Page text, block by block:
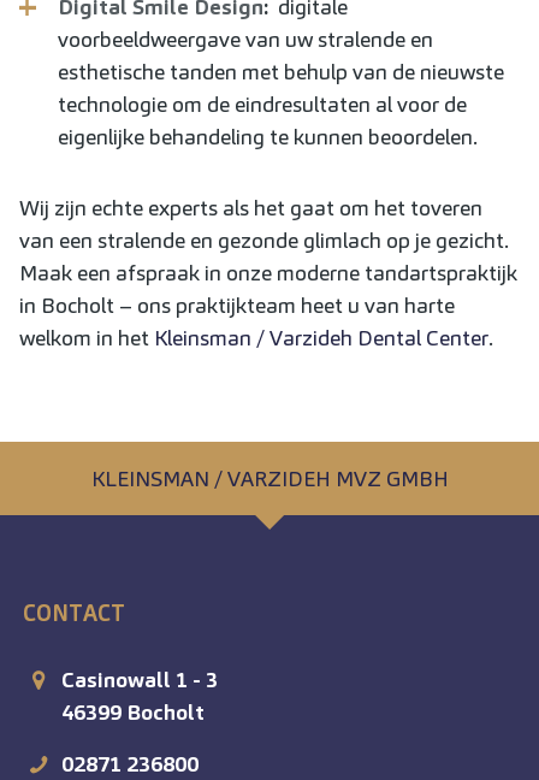
Digital Smile Design: digitale
voorbeeldweergave van uw stralende en
esthetische tanden met behulp van de nieuwste
technologie om de eindresultaten al voor de
eigenlijke behandeling te kunnen beoordelen.
Wij zijn echte experts als het gaat om het toveren
van een stralende en gezonde glimlach op je gezicht.
Maak een afspraak in onze moderne tandartspraktijk
in Bocholt – ons praktijkteam heet u van harte
welkom in het Kleinsman / Varzideh Dental Center.
KLEINSMAN / VARZIDEH MVZ GMBH
CONTACT
Casinowall 1 - 3
46399 Bocholt
02871 236800